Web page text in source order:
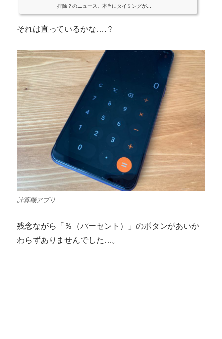
排除？のニュース。本当にタイミングが...
それは直っているかな….？
計算機アプリ
残念ながら「％（パーセント）」のボタンがあいか
わらずありませんでした…。